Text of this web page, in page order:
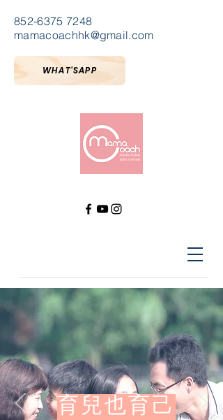
852-6375 7248
mamacoachhk@gmail.com
WHAT'SAPP
育兒也育己